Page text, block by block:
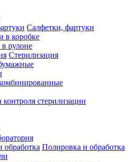
Салфетки, фартуки
в коробке
рулоне
Стерилизация
контроля стерилизации
Полировка и обработка